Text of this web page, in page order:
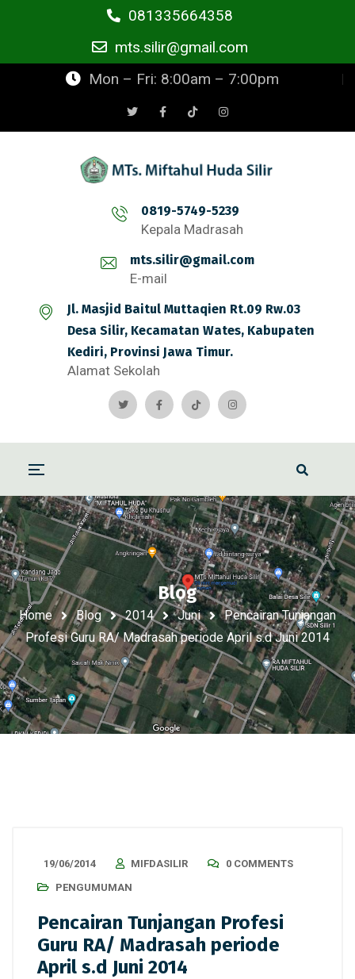
081335664358
mts.silir@gmail.com
Mon – Fri: 8:00am – 7:00pm
0819-5749-5239
Kepala Madrasah
mts.silir@gmail.com
E-mail
Jl. Masjid Baitul Muttaqien Rt.09 Rw.03
Desa Silir, Kecamatan Wates, Kabupaten
Kediri, Provinsi Jawa Timur.
Alamat Sekolah
Blog
Home Blog 2014 Juni
Pencairan Tunjangan
Profesi Guru RA/ Madrasah periode April s.d Juni 2014
19/06/2014 MIFDASILIR
0 COMMENTS
PENGUMUMAN
Pencairan Tunjangan Profesi
Guru RA/ Madrasah periode
April s.d Juni 2014